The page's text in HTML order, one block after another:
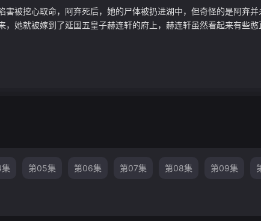
害被挖心取命，阿弃死后，她的尸体被扔进湖中，但奇怪的是阿
，她就被嫁到了延国五皇子赫连轩的府上，赫连轩虽然看起来有些
第05集 第06集 第07集 第08集 第09集